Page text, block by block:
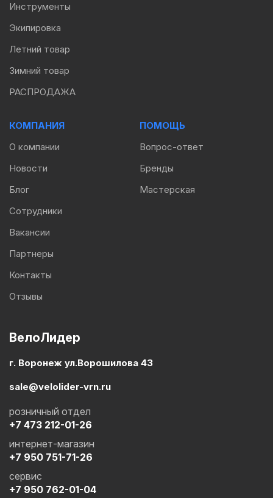
ВелоЛидер
г. Воронеж ул.Ворошилова 43
sale@velolider-vrn.ru
+7 473 212-01-26
розничный отдел
+7 950 751-71-26
интернет-магазин
+7 950 762-01-04
сервис
Инструменты
Экипировка
Летний товар
Зимний товар
РАСПРОДАЖА
КОМПАНИЯ
О компании
Новости
Блог
Сотрудники
Вакансии
Партнеры
Контакты
Отзывы
ПОМОЩЬ
Вопрос-ответ
Бренды
Мастерская